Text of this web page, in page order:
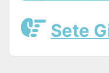
Sete